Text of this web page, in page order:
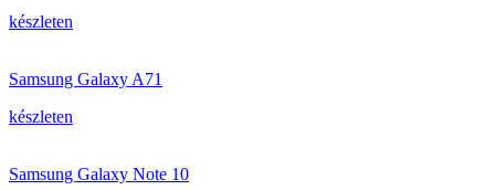
készleten
Samsung Galaxy A71
készleten
Samsung Galaxy Note 10